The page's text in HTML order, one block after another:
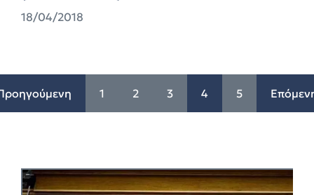
18/04/2018
1 2 3 4 5